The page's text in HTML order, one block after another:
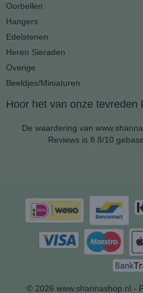
Oorbellen
Hangers
Edelstenen
Heren Sieraden
Overige
Beeldjes/Miniaturen
Hoor het van onze tevreden
De waardering van
Reviewsis 8.8/10
© 2026 www.shannashop.nl -